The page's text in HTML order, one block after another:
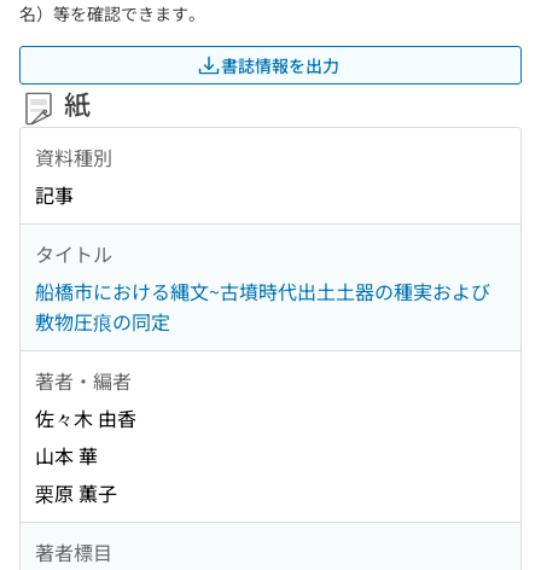
名）等を確認できます。
書誌情報を出力
紙
資料種別
記事
タイトル
船橋市における縄文~古墳時代出土土器の種実および
敷物圧痕の同定
著者・編者
佐々木 由香
山本 華
栗原 薫子
著者標目